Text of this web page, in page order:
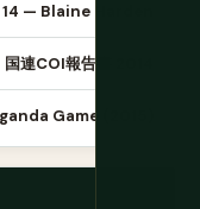
— Blaine Harden
国連COI報告書 2014
Game (2015)